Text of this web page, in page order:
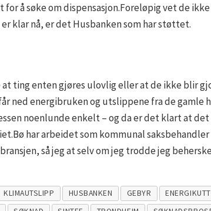
å søke om dispensasjon.Foreløpig vet de
klar nå, er det Husbanken som har støttet.
ting enten gjøres ulovlig eller at de ikke blir
ned energibruken og utslippene fra de gamle
noenlunde enkelt – og da er det klart at
har arbeidet som kommunal saksbehandler
så jeg at selv om jeg trodde jeg
KLIMAUTSLIPP HUSBANKEN GEBYR ENERGIKUTT